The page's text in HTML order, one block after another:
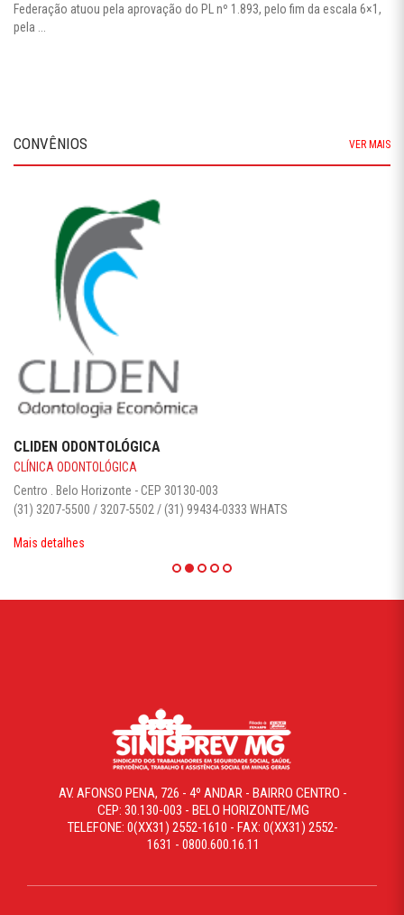
Federação atuou pela aprovação do PL nº 1.893, pelo fim da escala 6×1,
pela ...
CONVÊNIOS VER MAIS
CLIDEN ODONTOLÓGICA
CLÍNICA ODONTOLÓGICA
Centro . Belo Horizonte - CEP 30130-003‎
(31) 3207-5500 / 3207-5502 / (31) 99434-0333 WHATS
Mais detalhes
AV. AFONSO PENA, 726 - 4º ANDAR - BAIRRO CENTRO -
CEP: 30.130-003 - BELO HORIZONTE/MG
TELEFONE: 0(XX31) 2552-1610 - FAX: 0(XX31) 2552-
1631 - 0800.600.16.11